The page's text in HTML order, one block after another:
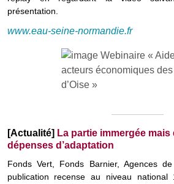
présentation.
www.eau-seine-normandie.fr
[Actualité] La partie immergée
dépenses d’adaptation
Fonds Vert, Fonds Barnier, Agences
publication recense au niveau national